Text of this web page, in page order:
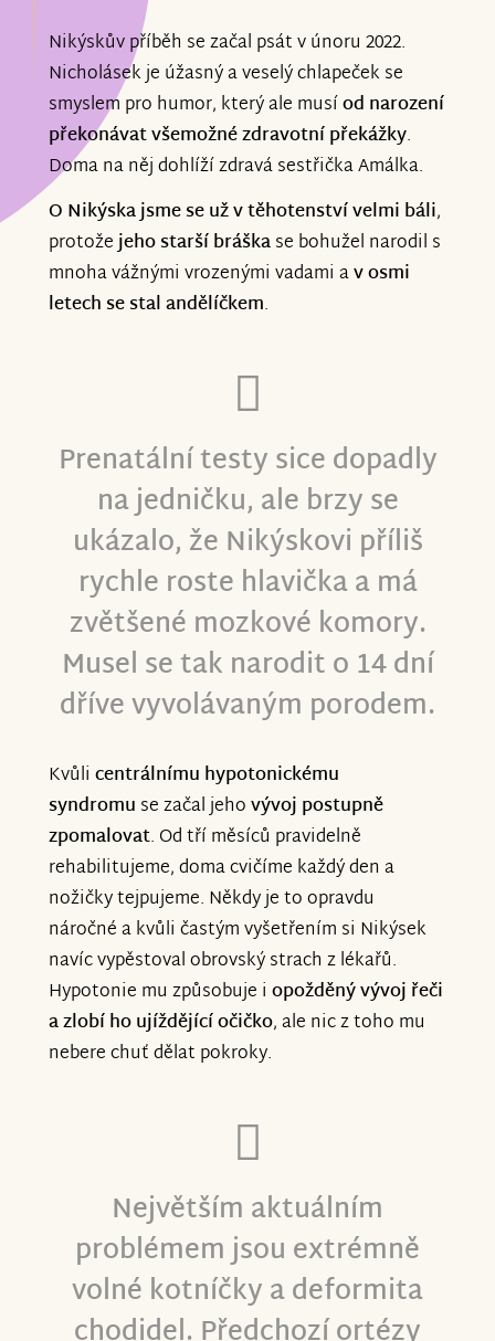
Aktuálně může Nikýsek úspěšně
pokračovat v intenzivních
neurorehabilitacích a máme za sebou
cestu do Vídně, kde se podařilo zaměření
ortézek a bude následovat vyzvednutí a
upravování a další procesy.
Děkujeme, že jste součástí naší cesty.
Nikýskův příběh se začal psát v únoru 2022.
Nicholásek je úžasný a veselý chlapeček se
smyslem pro humor, který ale musíod narození
překonávat všemožné zdravotní překážky.
Doma na něj dohlíží zdravá sestřička Amálka.
O Nikýska jsme se už v těhotenství velmi báli,
protožejeho starší bráškase bohužel narodil s
mnoha vážnými vrozenými vadami av osmi
letech se stal andělíčkem.
Prenatální testy sice dopadly
na jedničku, ale brzy se
ukázalo, že Nikýskovi příliš
rychle roste hlavička a má
zvětšené mozkové komory.
Musel se tak narodit o 14 dní
dříve vyvolávaným porodem.
Kvůli centrálnímu hypotonickému
syndromu se začal jehovývoj postupně
zpomalovat. Od tří měsíců pravidelně
rehabilitujeme, doma cvičíme každý den a
nožičky tejpujeme. Někdy je to opravdu
náročné a kvůli častým vyšetřením si Nikýsek
navíc vypěstoval obrovský strach z lékařů.
Hypotonie mu způsobuje i opožděný vývoj řeči
a zlobí ho ujíždějící očičko, ale nic z toho mu
nebere chuť dělat pokroky.
Největším aktuálním
problémem jsou extrémně
volné kotníčky a deformita